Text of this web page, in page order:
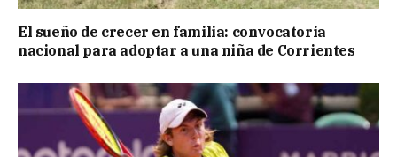
El sueño de crecer en familia: convocatoria
nacional para adoptar a una niña de Corrientes